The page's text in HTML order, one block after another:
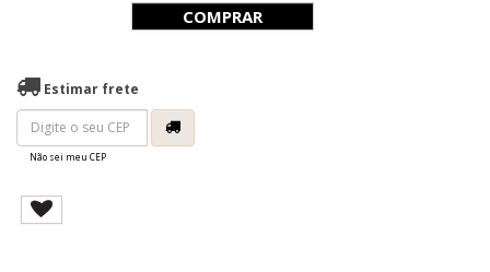
COMPRAR
Estimar frete
Não sei meu CEP